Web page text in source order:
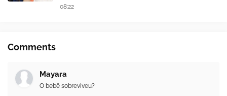
08:22
Comments
Mayara
O bebê sobreviveu?